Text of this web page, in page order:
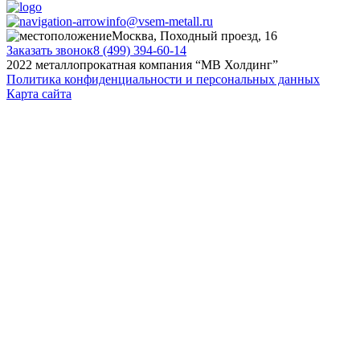
info@vsem-metall.ru
Москва, Походный проезд, 16
Заказать звонок8 (499) 394-60-14
2022 металлопрокатная компания “MB Холдинг”
Политика конфиденциальности и персональных данных
Карта сайта